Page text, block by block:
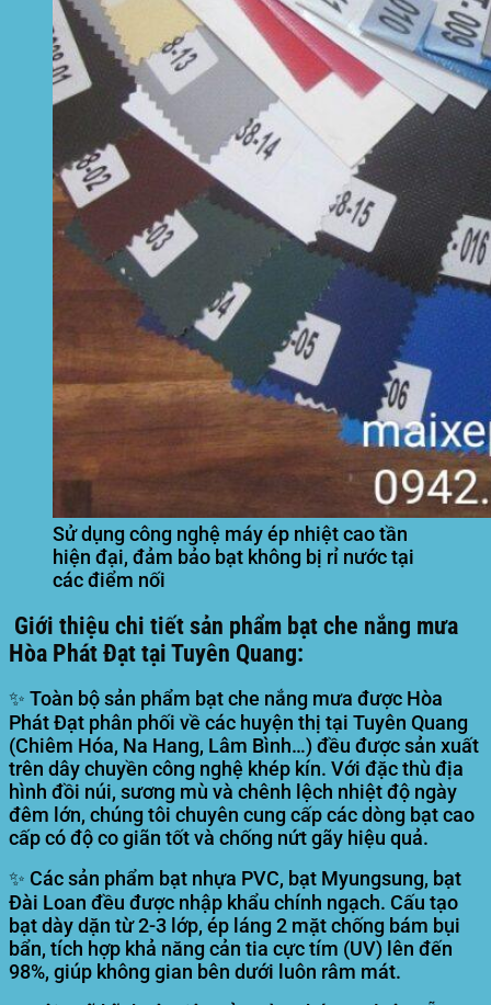
Sử dụng công nghệ máy ép nhiệt cao tần
hiện đại, đảm bảo bạt không bị rỉ nước tại
các điểm nối
Giới thiệu chi tiết sản phẩm bạt che nắng mưa
Hòa Phát Đạt tại Tuyên Quang:
✨ Toàn bộ sản phẩm bạt che nắng mưa được Hòa
Phát Đạt phân phối về các huyện thị tại Tuyên Quang
(Chiêm Hóa, Na Hang, Lâm Bình…) đều được sản xuất
trên dây chuyền công nghệ khép kín. Với đặc thù địa
hình đồi núi, sương mù và chênh lệch nhiệt độ ngày
đêm lớn, chúng tôi chuyên cung cấp các dòng bạt cao
cấp có độ co giãn tốt và chống nứt gãy hiệu quả.
✨ Các sản phẩm bạt nhựa PVC, bạt Myungsung, bạt
Đài Loan đều được nhập khẩu chính ngạch. Cấu tạo
bạt dày dặn từ 2-3 lớp, ép láng 2 mặt chống bám bụi
bẩn, tích hợp khả năng cản tia cực tím (UV) lên đến
98%, giúp không gian bên dưới luôn râm mát.